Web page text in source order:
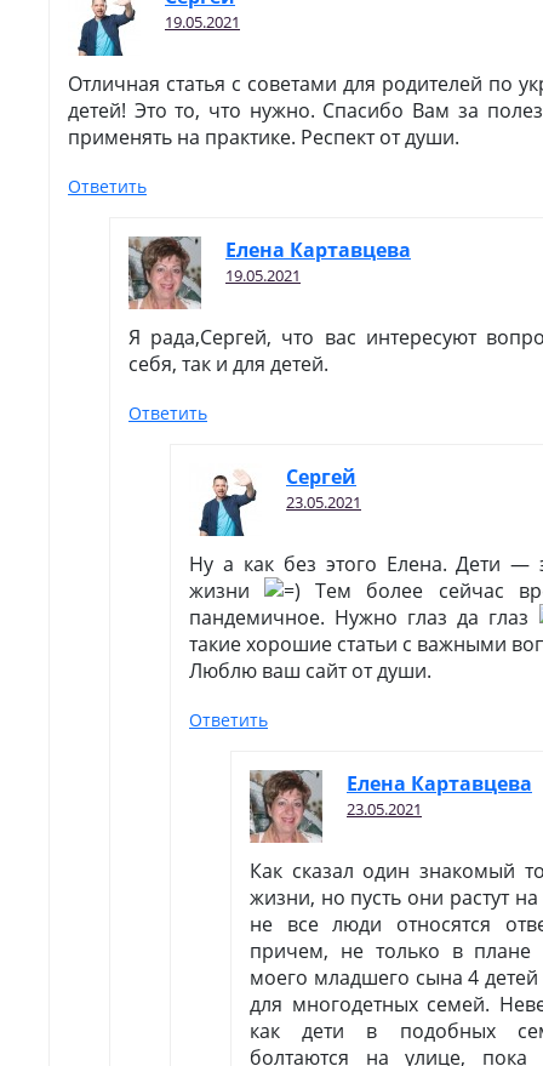
19.05.2021
Отличная статья с советами для родителей по
детей! Это то, что нужно. Спасибо Вам за
применять на практике. Респект от души.
Ответить
Елена Картавцева
19.05.2021
Я рада,Сергей, что вас интересуют
себя, так и для детей.
Ответить
Сергей
23.05.2021
Ну а как без этого Елена. Дети
жизни
Тем более сейчас
пандемичное. Нужно глаз да глаз
такие хорошие статьи с важными
Люблю ваш сайт от души.
Ответить
Елена Картавцева
23.05.2021
Как сказал один знакомый
жизни, но пусть они растут
не все люди относятся
причем, не только в плане
моего младшего сына 4
для многодетных семей.
как дети в подобных
болтаются на улице,